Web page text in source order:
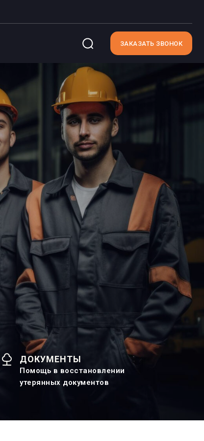
ЗАКАЗАТЬ ЗВОНОК
ДОКУМЕНТЫ
Помощь в восстановлении
утерянных документов